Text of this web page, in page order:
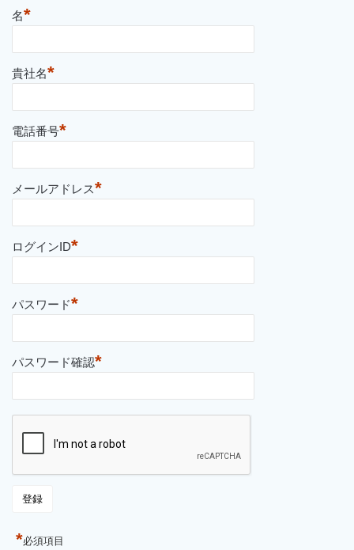
名*
貴社名*
電話番号*
メールアドレス*
ログインID*
パスワード*
パスワード確認*
*必須項目